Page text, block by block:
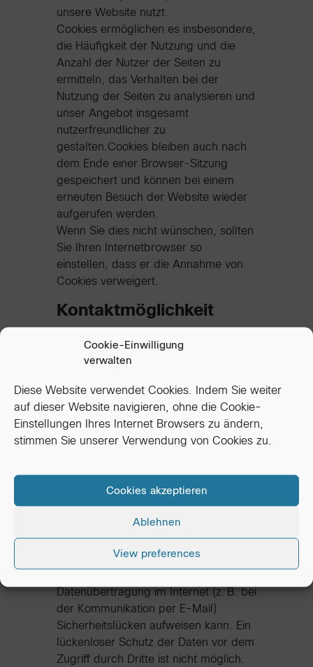
Cookie-Einwilligung
verwalten
Diese Website verwendet Cookies. Indem Sie weiter
auf dieser Website navigieren, ohne die Cookie-
Einstellungen Ihres Internet Browsers zu ändern,
stimmen Sie unserer Verwendung von Cookies zu.
Cookies akzeptieren
Ablehnen
View preferences
unsere Website nutzt.
Cookies ermöglichen es insbesondere,
die Häufigkeit der Nutzung und die
Anzahl der Nutzer der Seiten zu
ermitteln, das Verhalten bei der
Nutzung der Seiten zu analysieren und
unser Angebot insgesamt
nutzerfreundlicher zu
gestalten.Cookies bleiben auch nach
dem Ende einer Browser-Sitzung
gespeichert und können bei einem
erneuten Besuch der Website wieder
aufgerufen werden.
Wenn Sie dies nicht wünschen, sollten
Sie Ihren Internetbrowser so
einstellen, dass er die Annahme von
Cookies verweigert.
Kontaktmöglichkeit
Auf unserer Website besteht die
Möglichkeit, mit uns über ein
Verbindung zu treten.
In diesem Fall werden die von Ihnen
gemachten Angaben zwecks
Bearbeitung der Anfrage sowie für
gespeichert.
Die Angabe Ihrer personenbezogenen
Daten erfolgt dabei freiwillig.
Eine Weitergabe Ihrer Daten an Dritte
erfolgt nicht ohne Ihre ausdrückliche
Zustimmung.
Datenübertragung im Internet (z. B. bei
der Kommunikation per E-Mail)
Sicherheitslücken aufweisen kann. Ein
lückenloser Schutz der Daten vor dem
Zugriff durch Dritte ist nicht möglich.